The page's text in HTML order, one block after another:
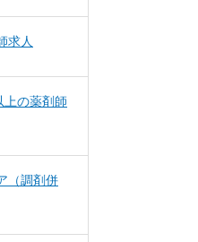
求人
上の薬剤師
（調剤併